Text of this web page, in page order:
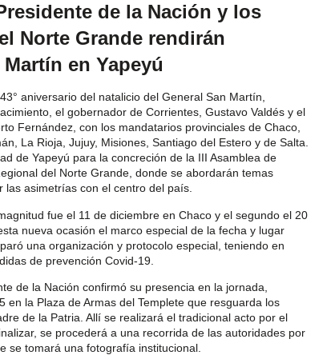
de la Nación y los
Norte Grande rendirán
en Yapeyú
aniversario del natalicio del General San Martín,
el gobernador de Corrientes, Gustavo Valdés y el
Fernández, con los mandatarios provinciales de Chaco,
La Rioja, Jujuy, Misiones, Santiago del Estero y de Salta.
de Yapeyú para la concreción de la III Asamblea de
del Norte Grande, donde se abordarán temas
asimetrías con el centro del país.
fue el 11 de diciembre en Chaco y el segundo el 20
nueva ocasión el marco especial de la fecha y lugar
una organización y protocolo especial, teniendo en
de prevención Covid-19.
de la Nación confirmó su presencia en la jornada,
en la Plaza de Armas del Templete que resguarda los
de la Patria. Allí se realizará el tradicional acto por el
se procederá a una recorrida de las autoridades por
se tomará una fotografía institucional.